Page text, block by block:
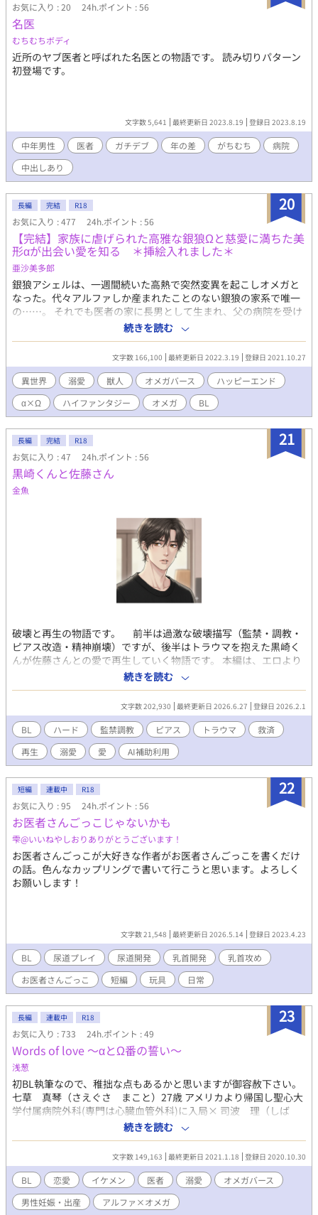
お気に入り : 20 24h.ポイント : 56
名医
むちむちボディ
近所のヤブ医者と呼ばれた名医との物語です。 読み切りパターン
初登場です。
文字数 5,641 最終更新日 2023.8.19 登録日 2023.8.19
中年男性 医者 ガチデブ 年の差 がちむち
病院
中出しあり
20
長編 完結 R18
お気に入り : 477 24h.ポイント : 56
【完結】家族に虐げられた高雅な銀狼Ωと慈愛に満ちた美
形αが出会い愛を知る ＊挿絵入れました＊
亜沙美多郎
銀狼アシェルは、一週間続いた高熱で突然変異を起こしオメガと
なった。代々アルファしか産まれたことのない銀狼の家系で唯一
の……。 それでも医者の家に長男として生まれ、父の病院を受け
継ぐためにアルファと偽りアルファ専門の学校へ通っている。 そ
んなある日、定期的にやってくる発情期に備え、家から離れた別
宅に移動していると突然ヒートが始まってしまう。 予定外のヒー
トにいつもよりも症状が酷い。足がガクガクと震え、蹲ったまま
倒れてしまった。 そこに現れたのが雪豹のフォーリア。フォーリ
アは母とお茶屋さんを営んでいる。でもそれは表向きで、本当は
様々なハーブを調合して質の良いオメガ専用抑制剤を作っている
のだった。 発情したアシェルを見つけ、介抱したことから二人の
秘密の時間が始まった。 アルファに戻りたいオメガのアシェル。
オメガになりたかったアルファのフォーリア。真実を知るたびに
惹かれ合う2人の運命は……。 ＊フォーリア8歳、アシェル18歳ス
タート。 ＊オメガバースの独自設定があります。 ＊性描写のある
ストーリーには★マークを付けます。
続きを読む
文字数 166,100 最終更新日 2022.3.19 登録日 2021.10.27
異世界 溺愛 獣人 オメガバース
ハッピーエンド
α×Ω
ハイファンタジー オメガ BL
21
長編 完結 R18
お気に入り : 47 24h.ポイント : 56
黒崎くんと佐藤さん
金魚
破壊と再生の物語です。 前半は過激な破壊描写（監禁・調教・
ピアス改造・精神崩壊）ですが、後半はトラウマを抱えた黒崎く
んが佐藤さんとの愛で再生していく物語です。 本編は、エロより
テーマ重視のBLです。 天童が刻んだ絶望の印を、佐藤が希望の光
へと変えていく。 ​これは、肉体と精神を徹底的に破壊された青年
が、一人の男の愛によって再び「人間」として産声を上げるまで
の物語。 ​痛みを超えたその先に、一筋の光を紡ぐ――「魂の救
済」を描く。 【関係が進むと、執着溺愛な医者攻め×小悪魔魔性
な健気誘い受け】 （※破壊、トラウマ描写が強いので似た経験を
お持ちの方はご注意ください。 優しい再生シーンを大切にして書
いています。） （※無断転載禁止です。） （※他サイトにも投稿
しています。）
続きを読む
文字数 202,930 最終更新日 2026.6.27 登録日 2026.2.1
BL ハード 監禁調教 ピアス トラウマ
救済
再生
溺愛 愛 AI補助利用
22
短編 連載中 R18
お気に入り : 95 24h.ポイント : 56
お医者さんごっこじゃないかも
雫@いいねやしおりありがとうございます！
お医者さんごっこが大好きな作者がお医者さんごっこを書くだけ
の話。色んなカップリングで書いて行こうと思います。よろしく
お願いします！
文字数 21,548 最終更新日 2026.5.14 登録日 2023.4.23
BL 尿道プレイ 尿道開発 乳首開発
乳首攻め
お医者さんごっこ
短編 玩具 日常
23
長編 連載中 R18
お気に入り : 733 24h.ポイント : 49
Words of love 〜αとΩ番の誓い〜
浅葱
初BL執筆なので、稚拙な点もあるかと思いますが御容赦下さい。
七草 真琴（さえぐさ まこと）27歳 アメリカより帰国し聖心大
学付属病院外科(専門は心臓血管外科)に入局× 司波 理（しば
おさむ）29歳 聖心大学付属病院外科部長(専門は循環器全般) 七草
真琴はΩだが、発情(ヒート)がくるのが遅く不順がちだった。 憧
れの先輩である司波理と共に働けることを夢見て、アメリカで世
界的権威の下で技術を磨いていた。 そんな折、同じ病院で働く事
ができるところから話は始まる…。 Ωである事と、理に想いを寄
せている事を勢みで喋ってしまう。本人は、その想いを本人に伝
えてしまったとは知らずに発情(ヒート)を迎えてしまう。 イケメ
続きを読む
文字数 149,163 最終更新日 2021.1.18 登録日 2020.10.30
BL 恋愛 イケメン 医者 溺愛
オメガバース
男性妊娠・出産
アルファ×オメガ